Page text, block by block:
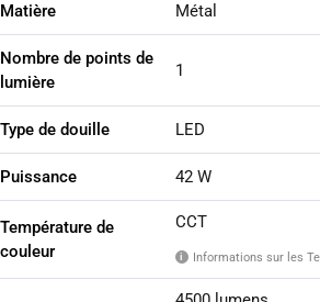
Matière Métal
Nombre de points de
lumière
1
Type de douille LED
Puissance 42 W
Température de
couleur
CCT
i Informations sur les